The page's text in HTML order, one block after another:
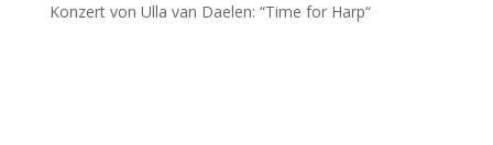
Konzert von Ulla van Daelen: “Time for Harp“